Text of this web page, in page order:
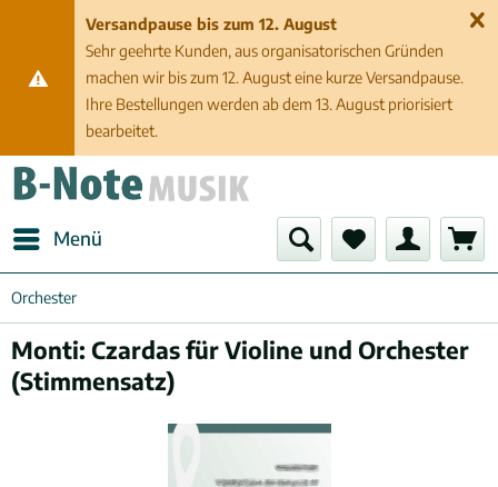
Versandpause bis zum 12. August
Sehr geehrte Kunden, aus organisatorischen Gründen
machen wir bis zum 12. August eine kurze Versandpause.
Ihre Bestellungen werden ab dem 13. August priorisiert
bearbeitet.
Menü
Orchester
Monti: Czardas für Violine und Orchester
(Stimmensatz)